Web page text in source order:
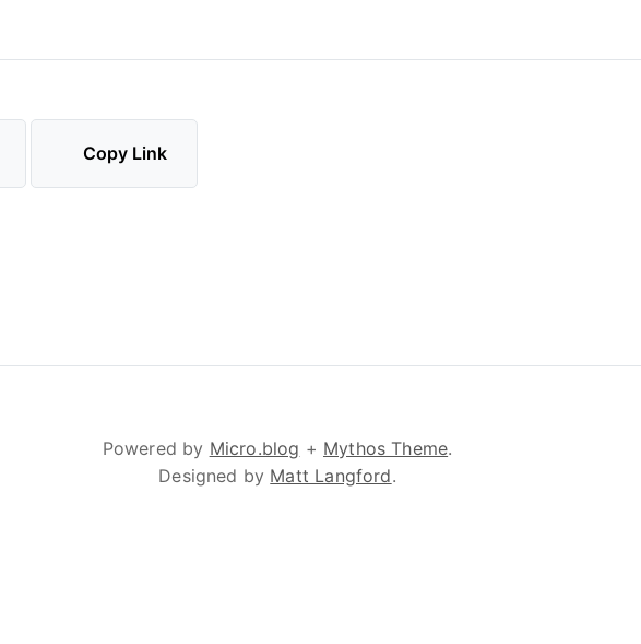
Copy Link
Powered by Micro.blog + Mythos Theme.
Designed by Matt Langford.